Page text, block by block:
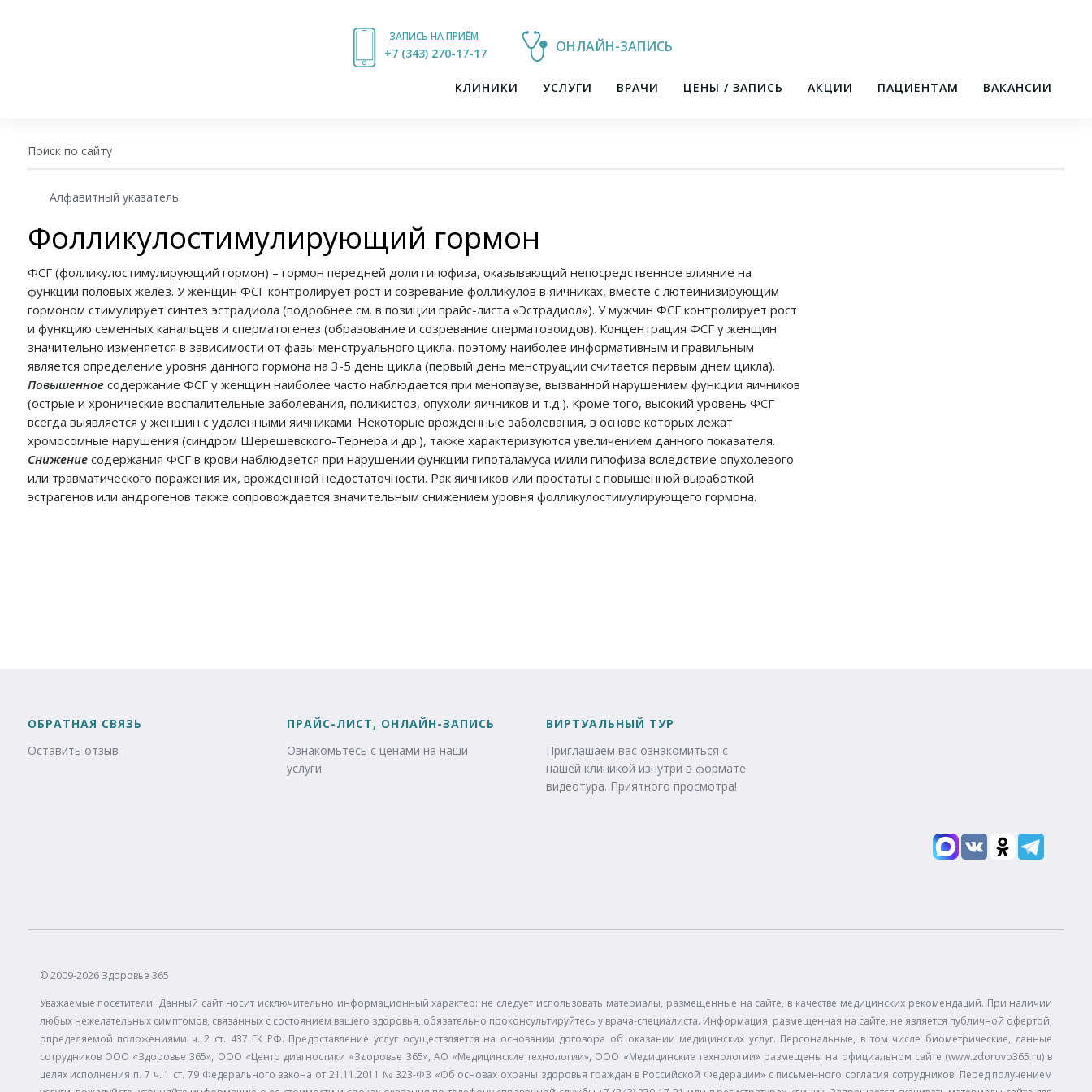
ЗАПИСЬ НА ПРИЁМ
+7 (343) 270-17-21
+7 (343) 270-17-17 ОНЛАЙН-ЗАПИСЬ
КЛИНИКИ УСЛУГИ ВРАЧИ ЦЕНЫ / ЗАПИСЬ АКЦИИ ПАЦИЕНТАМ ВАКАНСИИ
Фолликулостимулирующий гормон
Алфавитный указатель
ФСГ (фолликулостимулирующий гормон) – гормон передней доли гипофиза, оказывающий непосредственное влияние на
функции половых желез. У женщин ФСГ контролирует рост и созревание фолликулов в яичниках, вместе с лютеинизирующим
гормоном стимулирует синтез эстрадиола (подробнее см. в позиции прайс-листа «Эстрадиол»). У мужчин ФСГ контролирует рост
и функцию семенных канальцев и сперматогенез (образование и созревание сперматозоидов). Концентрация ФСГ у женщин
значительно изменяется в зависимости от фазы менструального цикла, поэтому наиболее информативным и правильным
является определение уровня данного гормона на 3-5 день цикла (первый день менструации считается первым днем цикла).
Повышенноесодержание ФСГ у женщин наиболее часто наблюдается при менопаузе, вызванной нарушением функции яичников
(острые и хронические воспалительные заболевания, поликистоз, опухоли яичников и т.д.). Кроме того, высокий уровень ФСГ
всегда выявляется у женщин с удаленными яичниками. Некоторые врожденные заболевания, в основе которых лежат
хромосомные нарушения (синдром Шерешевского-Тернера и др.), также характеризуются увеличением данного показателя.
Снижениесодержания ФСГ в крови наблюдается при нарушении функции гипоталамуса и/или гипофиза вследствие опухолевого
или травматического поражения их, врожденной недостаточности. Рак яичников или простаты с повышенной выработкой
эстрагенов или андрогенов также сопровождается значительным снижением уровня фолликулостимулирующего гормона.
ОБРАТНАЯ СВЯЗЬ
Оставить отзыв
ПРАЙС-ЛИСТ, ОНЛАЙН-ЗАПИСЬ
Ознакомьтесь с ценами на наши
услуги
ВИРТУАЛЬНЫЙ ТУР
Приглашаем вас ознакомиться с
нашей клиникой изнутри в формате
видеотура. Приятного просмотра!
© 2009-2026 Здоровье 365
Уважаемые посетители! Данный сайт носит исключительно информационный характер: не следует использовать материалы, размещенные на сайте, в качестве медицинских рекомендаций. При наличии
любых нежелательных симптомов, связанных с состоянием вашего здоровья, обязательно проконсультируйтесь у врача-специалиста. Информация, размещенная на сайте, не является публичной офертой,
определяемой положениями ч. 2 ст. 437 ГК РФ. Предоставление услуг осуществляется на основании договора об оказании медицинских услуг. Персональные, в том числе биометрические, данные
сотрудников ООО «Здоровье 365», ООО «Центр диагностики «Здоровье 365», АО «Медицинские технологии», ООО «Медицинские технологии» размещены на официальном сайте (www.zdorovo365.ru) в
целях исполнения п. 7 ч. 1 ст. 79 Федерального закона от 21.11.2011 № 323-ФЗ «Об основах охраны здоровья граждан в Российской Федерации» с письменного согласия сотрудников. Перед получением
+7 (343) 270-17-21
Перезвоните мне
Личный кабинет